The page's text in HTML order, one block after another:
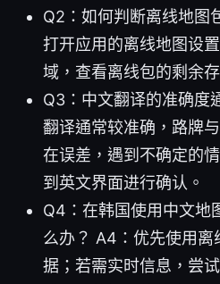
Q2：如何判断离线地图
打开应用的离线地图设
域，查看离线包的剩余
Q3：中文翻译的准确度
翻译通常较准确，路牌
在误差，遇到不确定的
到英文界面进行确认。
Q4：在韩国使用中文地
么办？ A4：优先使用离
据；若需实时信息，尝